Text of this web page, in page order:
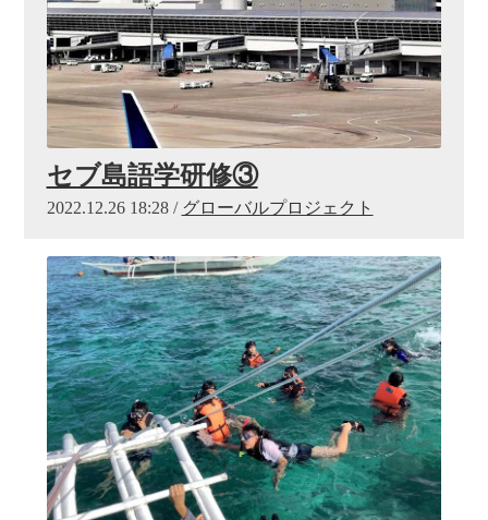
セブ島語学研修③
2022.12.26 18:28 / グローバルプロジェクト